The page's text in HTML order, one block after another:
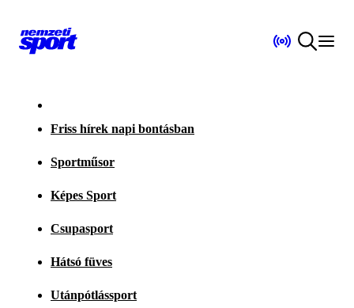
Friss hírek napi bontásban
Sportműsor
Képes Sport
Csupasport
Hátsó füves
Utánpótlássport